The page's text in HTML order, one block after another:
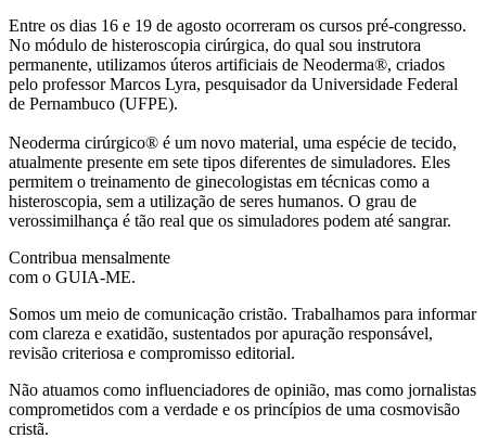
Entre os dias 16 e 19 de agosto ocorreram os cursos pré-congresso.
No módulo de histeroscopia cirúrgica, do qual sou instrutora
permanente, utilizamos úteros artificiais de Neoderma®, criados
pelo professor Marcos Lyra, pesquisador da Universidade Federal
de Pernambuco (UFPE).
Neoderma cirúrgico® é um novo material, uma espécie de tecido,
atualmente presente em sete tipos diferentes de simuladores. Eles
permitem o treinamento de ginecologistas em técnicas como a
histeroscopia, sem a utilização de seres humanos. O grau de
verossimilhança é tão real que os simuladores podem até sangrar.
Contribua mensalmente
com o GUIA-ME.
Somos um meio de comunicação cristão. Trabalhamos para informar
com clareza e exatidão, sustentados por apuração responsável,
revisão criteriosa e compromisso editorial.
Não atuamos como influenciadores de opinião, mas como jornalistas
comprometidos com a verdade e os princípios de uma cosmovisão
cristã.